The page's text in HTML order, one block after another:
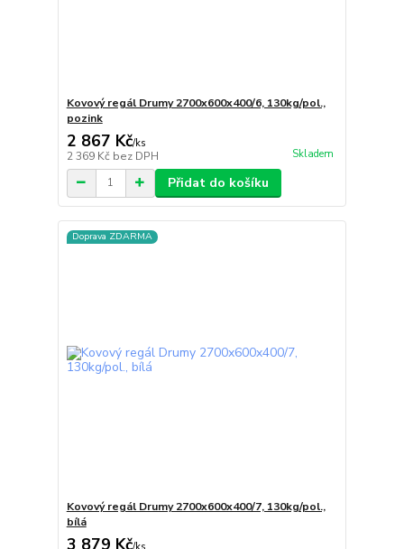
Kovový regál Drumy 2700x600x400/6, 130kg/pol.,
pozink
2 867 Kč/ks
2 369 Kč bez DPH Skladem
Přidat do košíku
Doprava ZDARMA
Kovový regál Drumy 2700x600x400/7, 130kg/pol.,
bílá